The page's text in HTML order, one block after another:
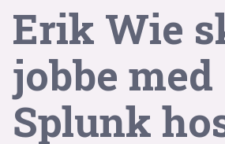
Erik Wie
jobbe med
Splunk
mørk modus
nyhetsbrev
kode24-klubben
LinkedIn